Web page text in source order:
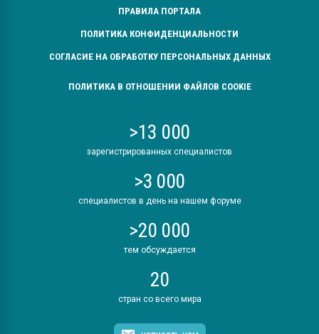
ПРАВИЛА ПОРТАЛА
ПОЛИТИКА КОНФИДЕНЦИАЛЬНОСТИ
СОГЛАСИЕ НА ОБРАБОТКУ ПЕРСОНАЛЬНЫХ ДАННЫХ
ПОЛИТИКА В ОТНОШЕНИИ ФАЙЛОВ COOKIE
>13 000
зарегистрированных специалистов
>3 000
специалистов в день на нашем форуме
>20 000
тем обсуждается
20
стран со всего мира